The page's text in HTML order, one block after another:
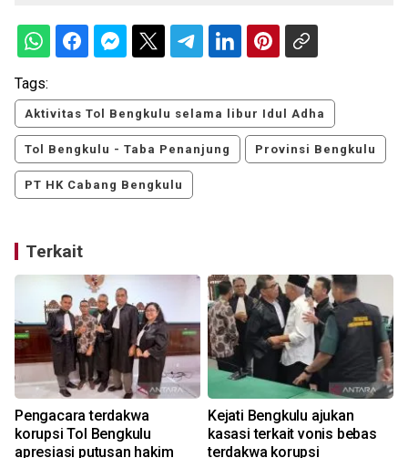
Tags:
Aktivitas Tol Bengkulu selama libur Idul Adha
Tol Bengkulu - Taba Penanjung Provinsi Bengkulu
PT HK Cabang Bengkulu
Terkait
Pengacara terdakwa
korupsi Tol Bengkulu
apresiasi putusan hakim
Kejati Bengkulu ajukan
kasasi terkait vonis bebas
terdakwa korupsi